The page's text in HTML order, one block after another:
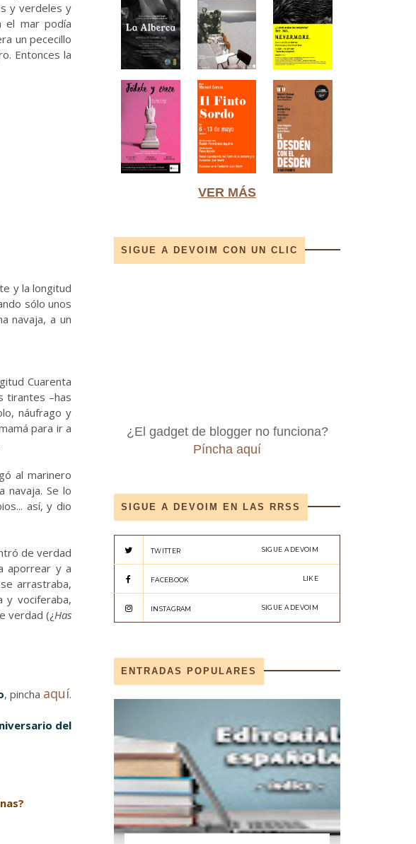
y verdeles y
el mar podía
un pececillo
Entonces la
y la longitud
sólo unos
navaja, a un
Cuarenta
tirantes –has
náufrago y
para ir a
al marinero
navaja. Se lo
así, y dio
de verdad
aporrear y a
arrastraba,
y vociferaba,
verdad (¿Has
, pincha aquí.
del
VER MÁS
SIGUE A DEVOIM CON UN CLIC
¿El gadget de blogger no funciona?
Píncha aquí
SIGUE A DEVOIM EN LAS RRSS
TWITTER SIGUE A DEVOIM
FACEBOOK LIKE
INSTAGRAM SIGUE A DEVOIM
ENTRADAS POPULARES